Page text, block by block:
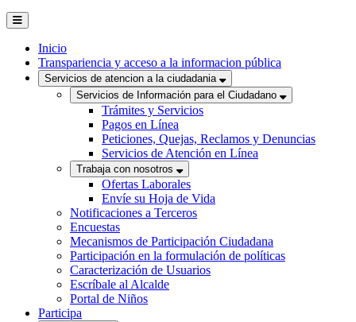
Inicio
Transpariencia y acceso a la informacion pública
Servicios de atencion a la ciudadania
Servicios de Información para el Ciudadano
Trámites y Servicios
Pagos en Línea
Peticiones, Quejas, Reclamos y Denuncias
Servicios de Atención en Línea
Trabaja con nosotros
Ofertas Laborales
Envíe su Hoja de Vida
Notificaciones a Terceros
Encuestas
Mecanismos de Participación Ciudadana
Participación en la formulación de políticas
Caracterización de Usuarios
Escríbale al Alcalde
Portal de Niños
Participa